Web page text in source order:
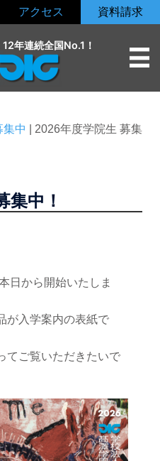
アクセス 資料請求
年連続全国No.1！
集中
2026年度学院生 募集
中！
日から開始いたしま
が入学案内の表紙で
てご覧いただきたいで